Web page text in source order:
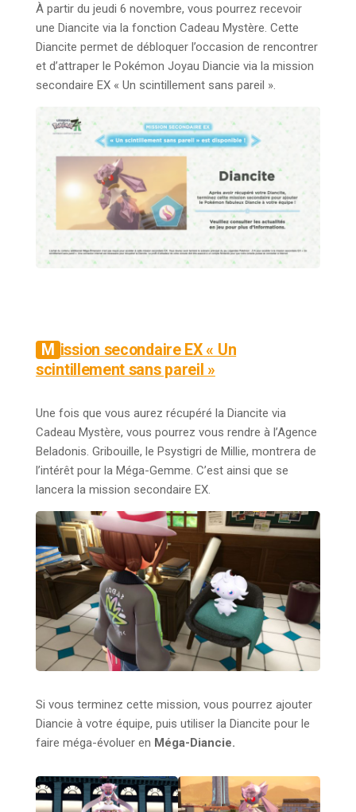
À partir du jeudi 6 novembre, vous pourrez recevoir
une Diancite via la fonction Cadeau Mystère. Cette
Diancite permet de débloquer l’occasion de rencontrer
et d’attraper le Pokémon Joyau Diancie via la mission
secondaire EX « Un scintillement sans pareil ».
Mission secondaire EX « Un
scintillement sans pareil »
Une fois que vous aurez récupéré la Diancite via
Cadeau Mystère, vous pourrez vous rendre à l’Agence
Beladonis. Gribouille, le Psystigri de Millie, montrera de
l’intérêt pour la Méga-Gemme. C’est ainsi que se
lancera la mission secondaire EX.
Si vous terminez cette mission, vous pourrez ajouter
Diancie à votre équipe, puis utiliser la Diancite pour le
faire méga-évoluer en Méga-Diancie.